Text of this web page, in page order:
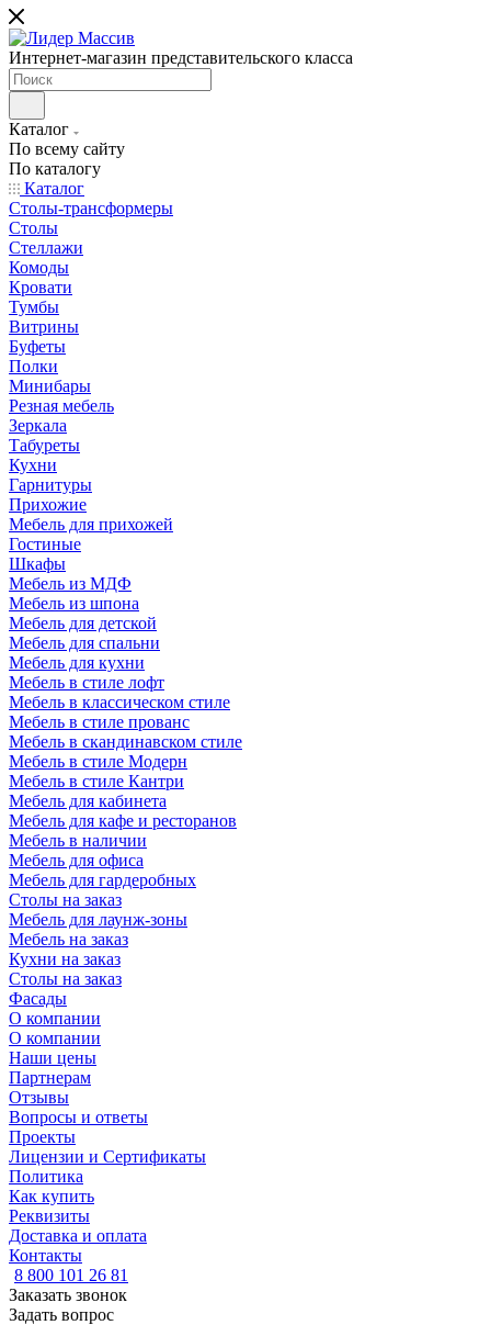
Интернет-магазин представительского класса
Каталог
По всему сайту
По каталогу
Каталог
Столы-трансформеры
Столы
Стеллажи
Комоды
Кровати
Тумбы
Витрины
Буфеты
Полки
Минибары
Резная мебель
Зеркала
Табуреты
Кухни
Гарнитуры
Прихожие
Мебель для прихожей
Гостиные
Шкафы
Мебель из МДФ
Мебель из шпона
Мебель для детской
Мебель для спальни
Мебель для кухни
Мебель в стиле лофт
Мебель в классическом стиле
Мебель в стиле прованс
Мебель в скандинавском стиле
Мебель в стиле Модерн
Мебель в стиле Кантри
Мебель для кабинета
Мебель для кафе и ресторанов
Мебель в наличии
Мебель для офиса
Мебель для гардеробных
Столы на заказ
Мебель для лаунж-зоны
Мебель на заказ
Кухни на заказ
Столы на заказ
Фасады
О компании
О компании
Наши цены
Партнерам
Отзывы
Вопросы и ответы
Проекты
Лицензии и Сертификаты
Политика
Как купить
Реквизиты
Доставка и оплата
Контакты
8 800 101 26 81
Заказать звонок
Задать вопрос